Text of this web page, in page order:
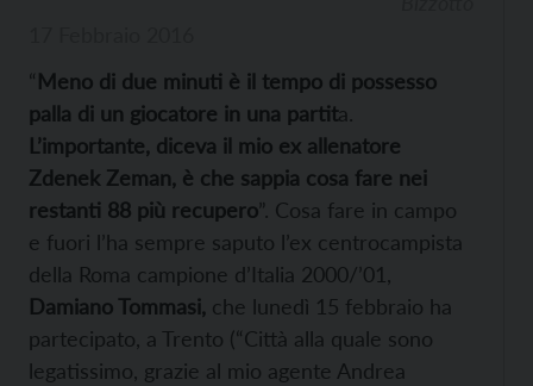
“Meno di due minuti è il tempo di possesso
palla di un giocatore in una partita.
L’importante, diceva il mio ex allenatore
Zdenek Zeman, è che sappia cosa fare nei
restanti 88 più recupero”. Cosa fare in campo
e fuori l’ha sempre saputo l’ex centrocampista
della Roma campione d’Italia 2000/’01,
Damiano Tommasi, che lunedì 15 febbraio ha
partecipato, a Trento (“Città alla quale sono
legatissimo, grazie al mio agente Andrea